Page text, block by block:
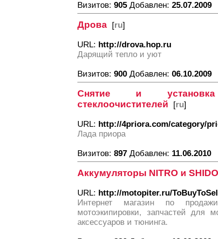
Визитов: 905 Добавлен: 25.07.2009
Дрова [ru]
URL: http://drova.hop.ru
Дарящий тепло и уют
Визитов: 900 Добавлен: 06.10.2009
Снятие и установка
стеклоочистителей [ru]
URL: http://4priora.com/category/
Лада приора
Визитов: 897 Добавлен: 11.06.2010
Аккумуляторы NITRO и SHIDO
URL: http://motopiter.ru/
Интернет магазин по
мотоэкипировки, запчастей для
аксессуаров и тюнинга.